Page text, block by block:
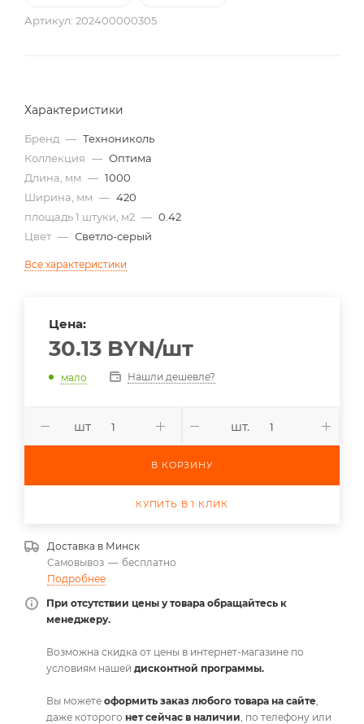
Артикул: 202400000305
Характеристики
Бренд — Технониколь
Коллекция — Оптима
Длина, мм — 1000
Ширина, мм — 420
площадь 1 штуки, м2 — 0.42
Цвет — Светло-серый
Все характеристики
Цена:
30.13 BYN/шт
мало Нашли дешевле?
шт шт.
В КОРЗИНУ
КУПИТЬ В 1 КЛИК
Доставка в Минск
Самовывоз — бесплатно
Подробнее
При отсутствии цены у товара обращайтесь к
менеджеру.
Возможна скидка от цены в интернет-магазине по
условиям нашей дисконтной программы.
Вы можете оформить заказ любого товара на сайте,
даже которого нет сейчас в наличии, по телефону или